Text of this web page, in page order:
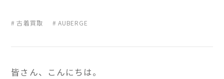
古着買取 AUBERGE
皆さん、こんにちは。